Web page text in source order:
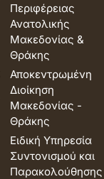
Περιφέρειας
Ανατολικής
Μακεδονίας &
Θράκης
Αποκεντρωμένη
Διοίκηση
Μακεδονίας -
Θράκης
Ειδική Υπηρεσία
Συντονισμού και
Παρακολούθησης